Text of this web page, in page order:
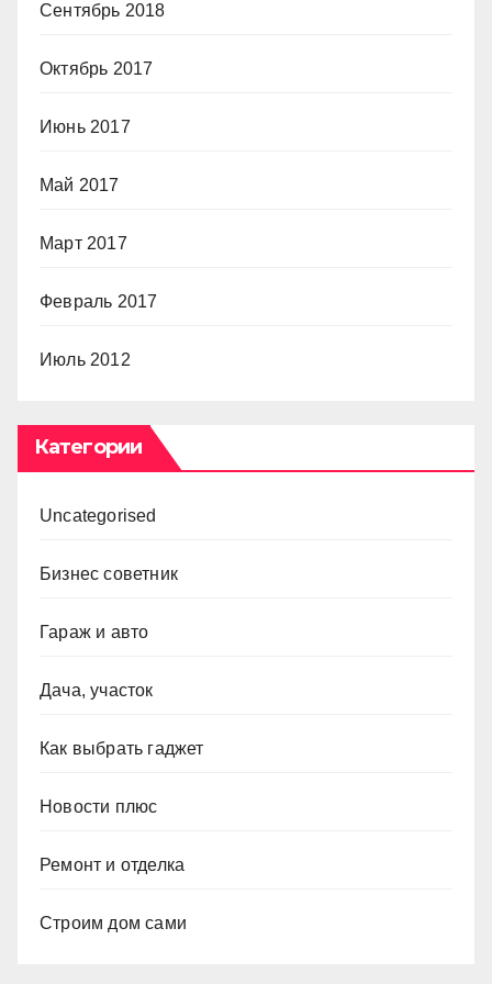
Сентябрь 2018
Октябрь 2017
Июнь 2017
Май 2017
Март 2017
Февраль 2017
Июль 2012
Категории
Uncategorised
Бизнес советник
Гараж и авто
Дача, участок
Как выбрать гаджет
Новости плюс
Ремонт и отделка
Строим дом сами